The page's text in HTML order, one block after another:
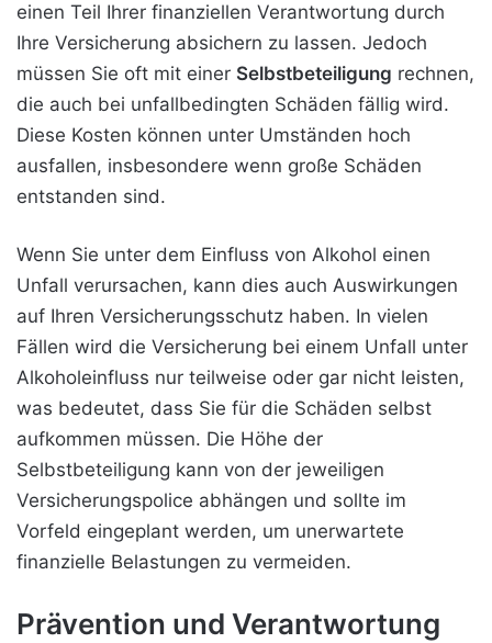
einen Teil Ihrer finanziellen Verantwortung durch
Ihre Versicherung absichern zu lassen. Jedoch
müssen Sie oft mit einer Selbstbeteiligung rechnen,
die auch bei unfallbedingten Schäden fällig wird.
Diese Kosten können unter Umständen hoch
ausfallen, insbesondere wenn große Schäden
entstanden sind.
Wenn Sie unter dem Einfluss von Alkohol einen
Unfall verursachen, kann dies auch Auswirkungen
auf Ihren Versicherungsschutz haben. In vielen
Fällen wird die Versicherung bei einem Unfall unter
Alkoholeinfluss nur teilweise oder gar nicht leisten,
was bedeutet, dass Sie für die Schäden selbst
aufkommen müssen. Die Höhe der
Selbstbeteiligung kann von der jeweiligen
Versicherungspolice abhängen und sollte im
Vorfeld eingeplant werden, um unerwartete
finanzielle Belastungen zu vermeiden.
Prävention und Verantwortung